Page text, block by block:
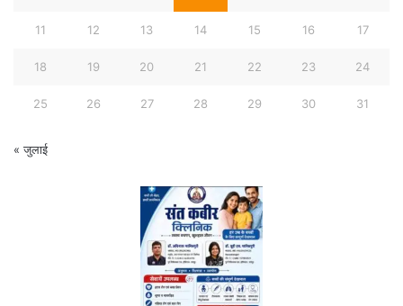
11 12 13 14 15 16 17
18 19 20 21 22 23 24
25 26 27 28 29 30 31
« जुलाई